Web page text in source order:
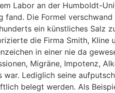
Labor an der Humboldt-
fand. Die Formel
ein künstliches Salz
die Firma Smith,
in einer nie da
Migräne, Impotenz,
Lediglich seine
belegt werden. Als